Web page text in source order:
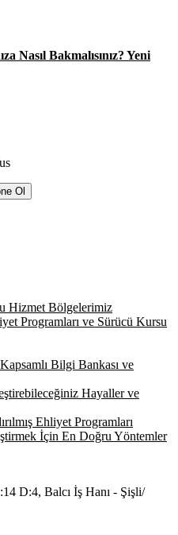
Nasıl Bakmalısınız? Yeni
Ol
Hizmet Bölgelerimiz
Programları ve Sürücü Kursu
Bilgi Bankası ve
Hayaller ve
Ehliyet Programları
İçin En Doğru Yöntemler
D:4, Balcı İş Hanı - Şişli/